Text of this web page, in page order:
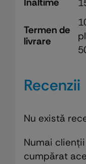
Termen de
livrare
Recenzii
Nu există
Numai
cumpărat